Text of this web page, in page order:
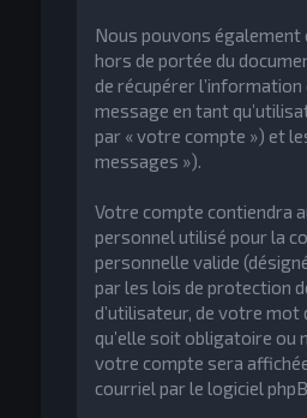
Nous pouvons également
hors de portée du
de récupérer
message en tant
par « votre compte ») et
messages »).
Votre compte contiendra
personnel utilisé pour la
personnelle valide
par les lois de protection
d’utilisateur, de votre mot
qu’elle soit obligatoire ou
votre compte sera
courriel par le logiciel